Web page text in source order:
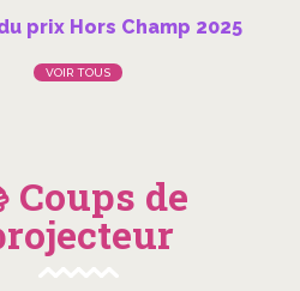
prix Hors Champ 2025
VOIR TOUS
Coups de